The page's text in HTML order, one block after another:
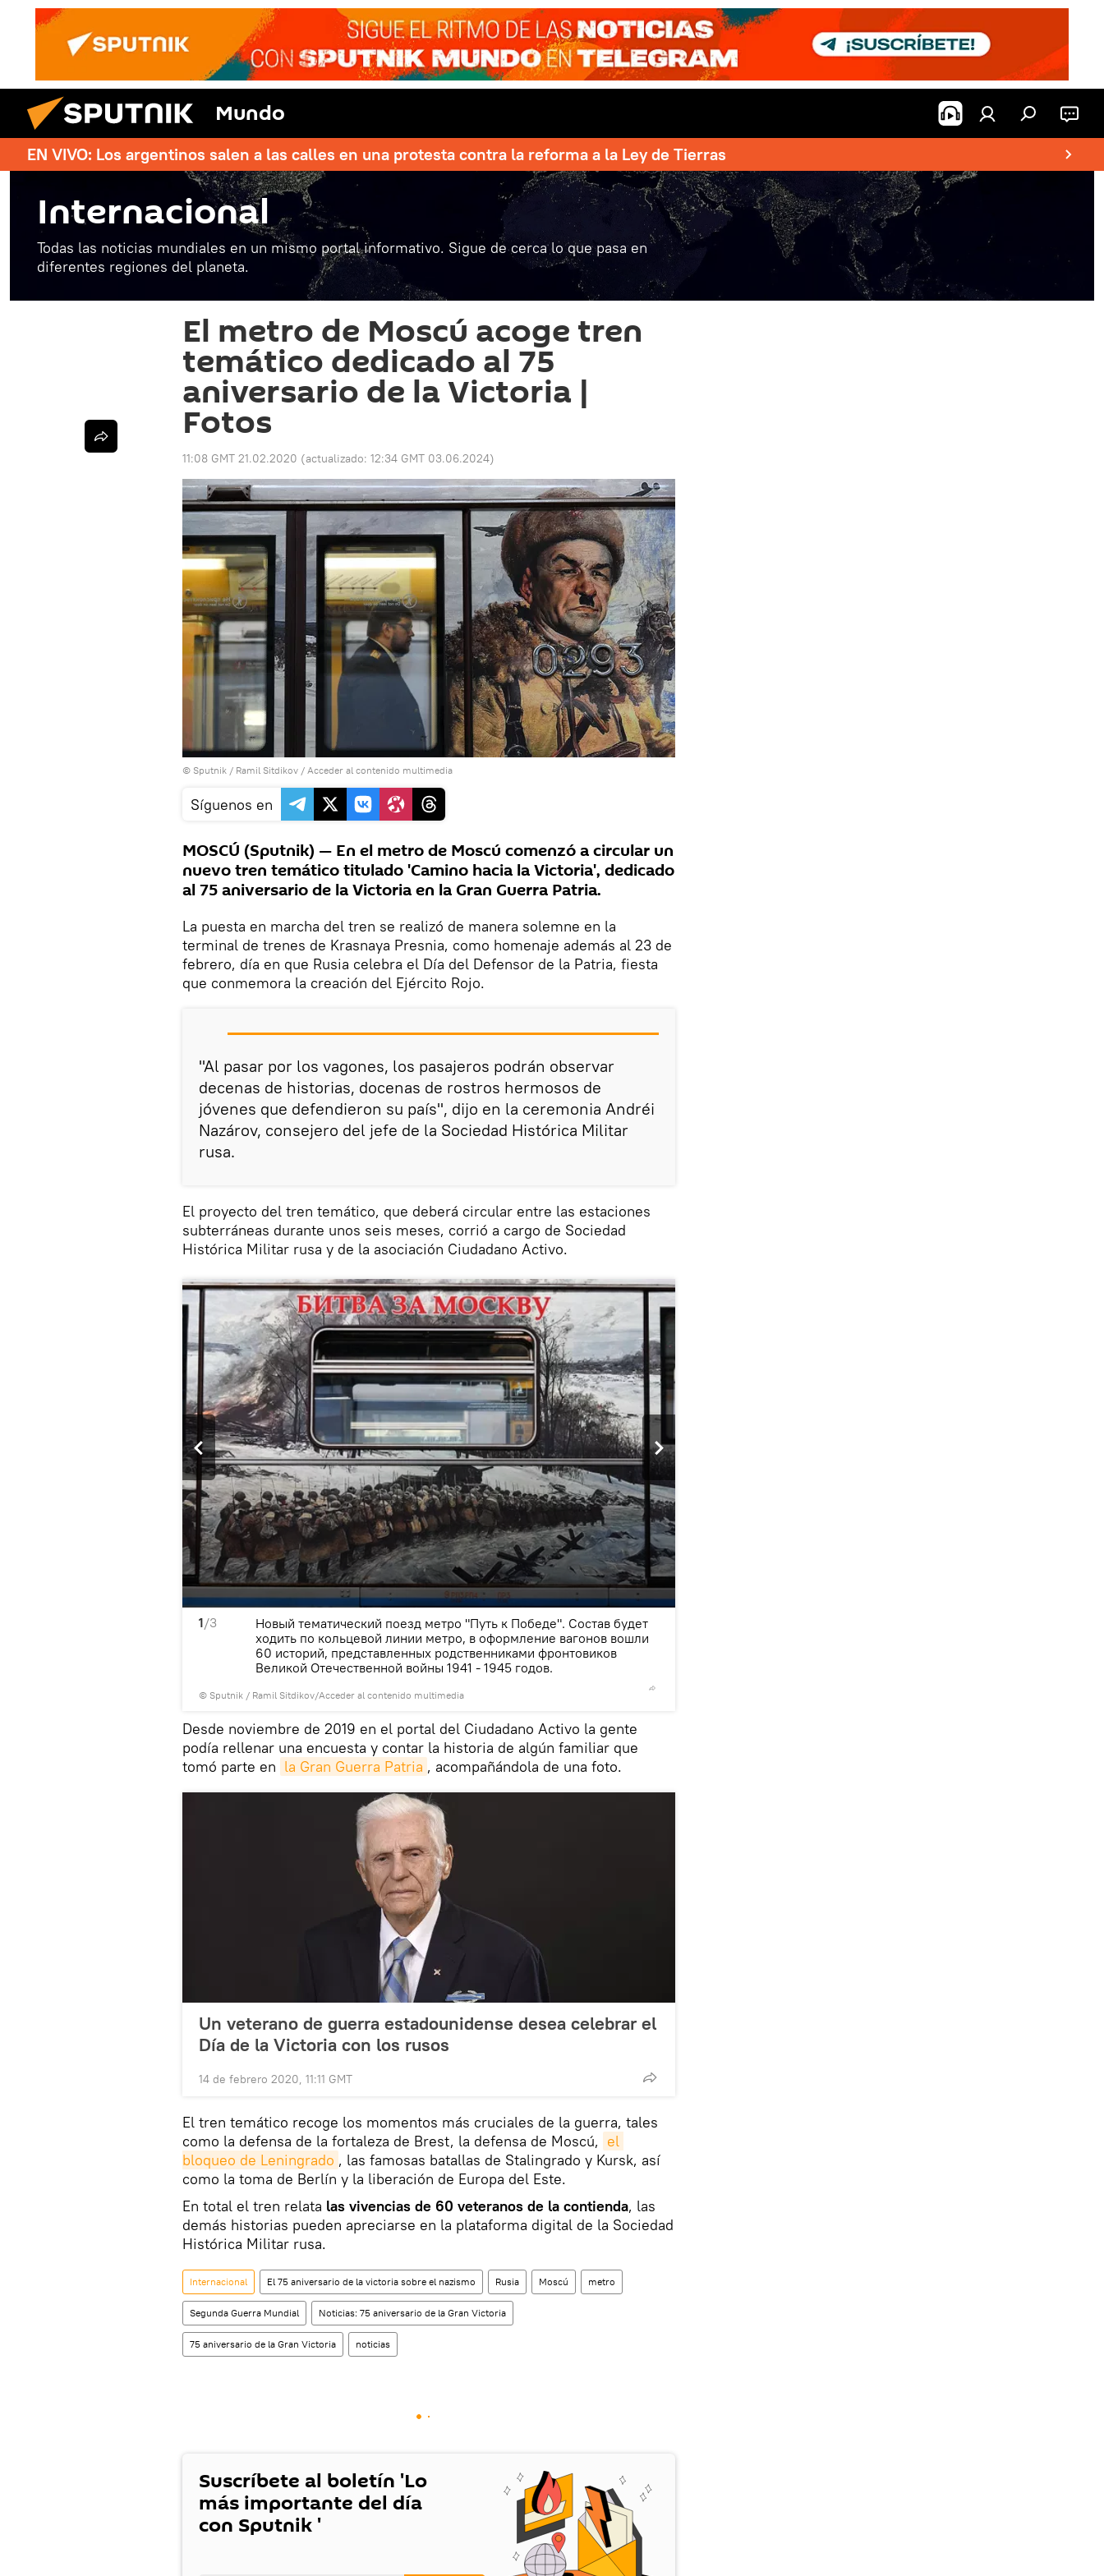
Mundo
EN VIVO: Los argentinos salen a las calles en una protesta contra la reforma a la Ley de Tierras
Internacional
Todas las noticias mundiales en un mismo portal informativo. Sigue de cerca lo que pasa en
diferentes regiones del planeta.
El metro de Moscú acoge tren
temático dedicado al 75
aniversario de la Victoria |
Fotos
11:08 GMT 21.02.2020 (actualizado: 12:34 GMT 03.06.2024)
© Sputnik / Ramil Sitdikov / Acceder al contenido multimedia
Síguenos en
MOSCÚ (Sputnik) — En el metro de Moscú comenzó a circular un
nuevo tren temático titulado 'Camino hacia la Victoria', dedicado
al 75 aniversario de la Victoria en la Gran Guerra Patria.
La puesta en marcha del tren se realizó de manera solemne en la
terminal de trenes de Krasnaya Presnia, como homenaje además al 23 de
febrero, día en que Rusia celebra el Día del Defensor de la Patria, fiesta
que conmemora la creación del Ejército Rojo.
"Al pasar por los vagones, los pasajeros podrán observar
decenas de historias, docenas de rostros hermosos de
jóvenes que defendieron su país", dijo en la ceremonia Andréi
Nazárov, consejero del jefe de la Sociedad Histórica Militar
rusa.
El proyecto del tren temático, que deberá circular entre las estaciones
subterráneas durante unos seis meses, corrió a cargo de Sociedad
Histórica Militar rusa y de la asociación Ciudadano Activo.
1/3
© Sputnik / Ramil Sitdikov/Acceder al contenido multimedia
Новый тематический поезд метро "Путь к Победе". Состав будет
ходить по кольцевой линии метро, в оформление вагонов вошли
60 историй, представленных родственниками фронтовиков
Великой Отечественной войны 1941 - 1945 годов.
Desde noviembre de 2019 en el portal del Ciudadano Activo la gente
podía rellenar una encuesta y contar la historia de algún familiar que
tomó parte en la Gran Guerra Patria , acompañándola de una foto.
Un veterano de guerra estadounidense desea celebrar el
Día de la Victoria con los rusos
14 de febrero 2020, 11:11 GMT
El tren temático recoge los momentos más cruciales de la guerra, tales
como la defensa de la fortaleza de Brest, la defensa de Moscú, el
bloqueo de Leningrado , las famosas batallas de Stalingrado y Kursk, así
como la toma de Berlín y la liberación de Europa del Este.
En total el tren relata las vivencias de 60 veteranos de la contienda, las
demás historias pueden apreciarse en la plataforma digital de la Sociedad
Histórica Militar rusa.
Internacional El 75 aniversario de la victoria sobre el nazismo Rusia Moscú metro
Segunda Guerra Mundial Noticias: 75 aniversario de la Gran Victoria
75 aniversario de la Gran Victoria noticias
Suscríbete al boletín 'Lo
más importante del día
con Sputnik '